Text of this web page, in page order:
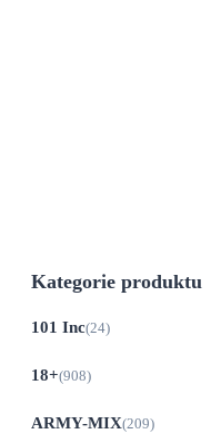
Kategorie produktu
101 Inc(24)
18+(908)
ARMY-MIX(209)